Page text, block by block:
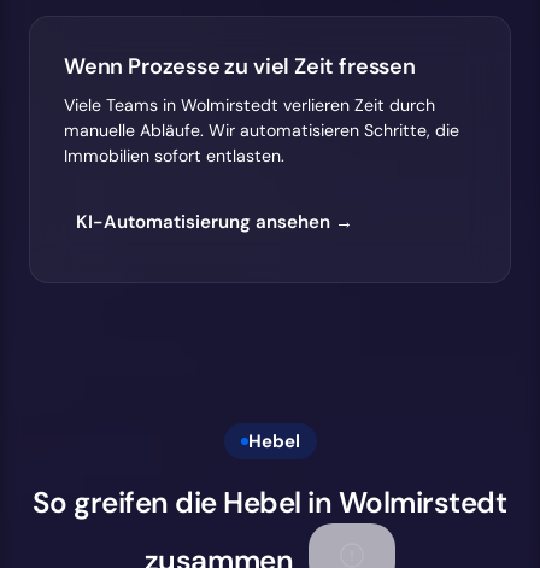
Wenn Prozesse zu viel Zeit fressen
Viele Teams in Wolmirstedt verlieren Zeit durch
manuelle Abläufe. Wir automatisieren Schritte, die
Immobilien sofort entlasten.
KI-Automatisierung ansehen →
Hebel
So greifen die Hebel in Wolmirstedt